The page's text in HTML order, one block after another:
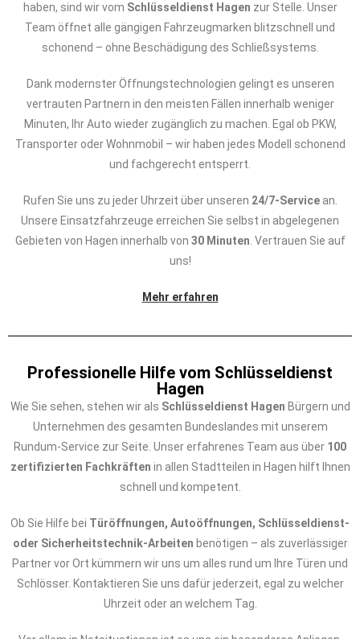
haben, sind wir vom Schlüsseldienst Hagen zur Stelle. Unser
Team öffnet alle gängigen Fahrzeugmarken blitzschnell und
schonend – ohne Beschädigung des Schließsystems.
Dank modernster Öffnungstechnologien gelingt es unseren
vertrauten Partnern in den meisten Fällen innerhalb weniger
Minuten, Ihr Auto wieder zugänglich zu machen. Egal ob PKW,
Transporter oder Wohnmobil – wir haben jedes Modell schonend
und fachgerecht entsperrt.
Rufen Sie uns zu jeder Uhrzeit über unseren 24/7-Servicean.
Unsere Einsatzfahrzeuge erreichen Sie selbst in abgelegenen
Gebieten von Hagen innerhalb von 30 Minuten . Vertrauen Sie auf
uns!
Mehr erfahren
Professionelle Hilfe vom Schlüsseldienst
Hagen
Wie Sie sehen, stehen wir als Schlüsseldienst Hagen Bürgern und
Unternehmen des gesamten Bundeslandes mit unserem
Rundum-Service zur Seite. Unser erfahrenes Team aus über 100
zertifizierten Fachkräften in allen Stadtteilen in Hagen hilft Ihnen
schnell und kompetent.
Ob Sie Hilfe bei Türöffnungen, Autoöffnungen, Schlüsseldienst-
oder Sicherheitstechnik-Arbeiten benötigen – als zuverlässiger
Partner vor Ort kümmern wir uns um alles rund um Ihre Türen und
Schlösser. Kontaktieren Sie uns dafür jederzeit, egal zu welcher
Uhrzeit oder an welchem Tag.